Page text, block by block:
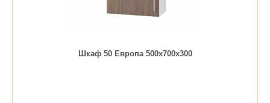
Шкаф 50 Европа 500х700х300